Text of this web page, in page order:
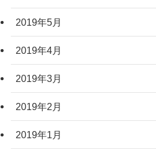
2019年5月
2019年4月
2019年3月
2019年2月
2019年1月